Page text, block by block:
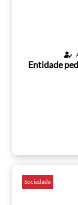
Entidade
Sociedade